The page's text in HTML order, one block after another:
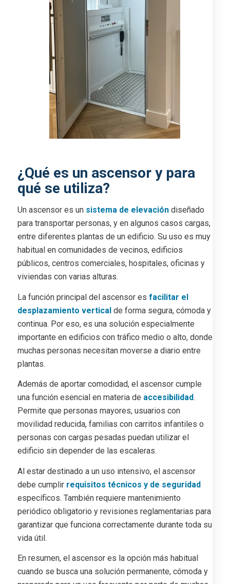
¿Qué es un ascensor y para
qué se utiliza?
Un ascensor es un sistema de elevacióndiseñado
para transportar personas, y en algunos casos cargas,
entre diferentes plantas de un edificio. Su uso es muy
habitual en comunidades de vecinos, edificios
públicos, centros comerciales, hospitales, oficinas y
viviendas con varias alturas.
La función principal del ascensor es facilitar el
desplazamiento verticalde forma segura, cómoda y
continua. Por eso, es una solución especialmente
importante en edificios con tráfico medio o alto, donde
muchas personas necesitan moverse a diario entre
plantas.
Además de aportar comodidad, el ascensor cumple
una función esencial en materia de accesibilidad.
Permite que personas mayores, usuarios con
movilidad reducida, familias con carritos infantiles o
personas con cargas pesadas puedan utilizar el
edificio sin depender de las escaleras.
Al estar destinado a un uso intensivo, el ascensor
debe cumplir requisitos técnicos y de seguridad
específicos. También requiere mantenimiento
periódico obligatorio y revisiones reglamentarias para
garantizar que funciona correctamente durante toda su
vida útil.
En resumen, el ascensor es la opción más habitual
cuando se busca una solución permanente, cómoda y